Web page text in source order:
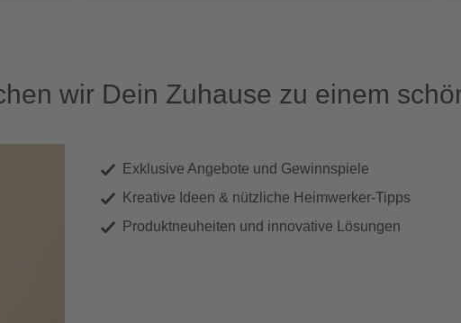
wir Dein Zuhause zu einem
Exklusive Angebote und Gewinnspiele
Kreative Ideen & nützliche Heimwerker-Tipps
Produktneuheiten und innovative Lösungen